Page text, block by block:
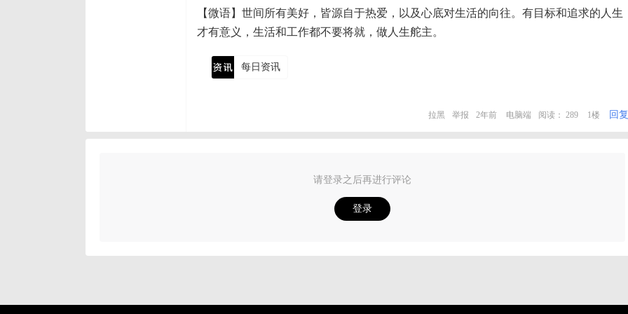
【微语】世间所有美好，皆源自于热爱，以及心底对生活的向往。有目标和追求的人生
才有意义，生活和工作都不要将就，做人生舵主。
每日资讯
拉黑 举报 2年前 电脑端 阅读： 289 1楼 回复
请登录之后再进行评论
登录